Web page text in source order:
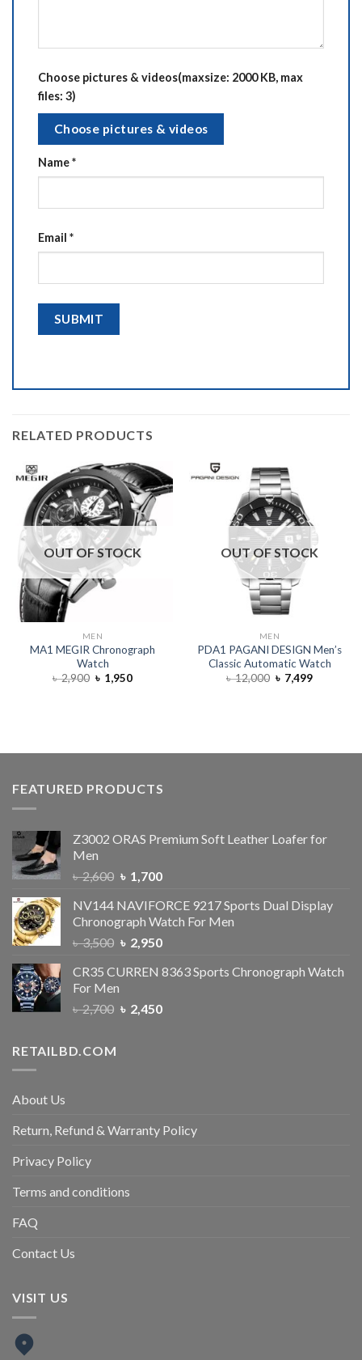
Choose pictures & videos(maxsize: 2000 KB, max
files: 3)
Choose pictures & videos
Name*
Email *
RELATED PRODUCTS
OUT OF STOCK
MEN
MA1 MEGIR Chronograph
Watch
৳2,900 ৳ 1,950
OUT OF STOCK
MEN
PDA1 PAGANI DESIGN Men’s
Classic Automatic Watch
৳12,000 ৳ 7,499
FEATURED PRODUCTS
Z3002 ORAS Premium Soft Leather Loafer for
Men
৳2,600 ৳ 1,700
NV144 NAVIFORCE 9217 Sports Dual Display
Chronograph Watch For Men
৳3,500 ৳ 2,950
CR35 CURREN 8363 Sports Chronograph Watch
For Men
৳2,700 ৳ 2,450
RETAILBD.COM
About Us
Return, Refund & Warranty Policy
Privacy Policy
Terms and conditions
FAQ
Contact Us
VISIT US